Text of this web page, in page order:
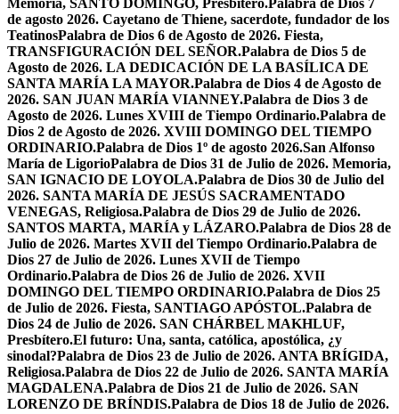
Memoria, SANTO DOMINGO, Presbítero.Palabra de Dios 7
de agosto 2026. Cayetano de Thiene, sacerdote, fundador de los
TeatinosPalabra de Dios 6 de Agosto de 2026. Fiesta,
TRANSFIGURACIÓN DEL SEÑOR.Palabra de Dios 5 de
Agosto de 2026. LA DEDICACIÓN DE LA BASÍLICA DE
SANTA MARÍA LA MAYOR.Palabra de Dios 4 de Agosto de
2026. SAN JUAN MARÍA VIANNEY.Palabra de Dios 3 de
Agosto de 2026. Lunes XVIII de Tiempo Ordinario.Palabra de
Dios 2 de Agosto de 2026. XVIII DOMINGO DEL TIEMPO
ORDINARIO.Palabra de Dios 1º de agosto 2026.San Alfonso
María de LigorioPalabra de Dios 31 de Julio de 2026. Memoria,
SAN IGNACIO DE LOYOLA.Palabra de Dios 30 de Julio del
2026. SANTA MARÍA DE JESÚS SACRAMENTADO
VENEGAS, Religiosa.Palabra de Dios 29 de Julio de 2026.
SANTOS MARTA, MARÍA y LÁZARO.Palabra de Dios 28 de
Julio de 2026. Martes XVII del Tiempo Ordinario.Palabra de
Dios 27 de Julio de 2026. Lunes XVII de Tiempo
Ordinario.Palabra de Dios 26 de Julio de 2026. XVII
DOMINGO DEL TIEMPO ORDINARIO.Palabra de Dios 25
de Julio de 2026. Fiesta, SANTIAGO APÓSTOL.Palabra de
Dios 24 de Julio de 2026. SAN CHÁRBEL MAKHLUF,
Presbítero.El futuro: Una, santa, católica, apostólica, ¿y
sinodal?Palabra de Dios 23 de Julio de 2026. ANTA BRÍGIDA,
Religiosa.Palabra de Dios 22 de Julio de 2026. SANTA MARÍA
MAGDALENA.Palabra de Dios 21 de Julio de 2026. SAN
LORENZO DE BRÍNDIS.Palabra de Dios 18 de Julio de 2026.